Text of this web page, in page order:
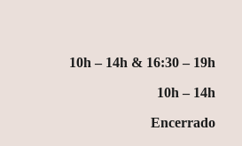
10h – 14h & 16:30 – 19h
10h – 14h
Encerrado